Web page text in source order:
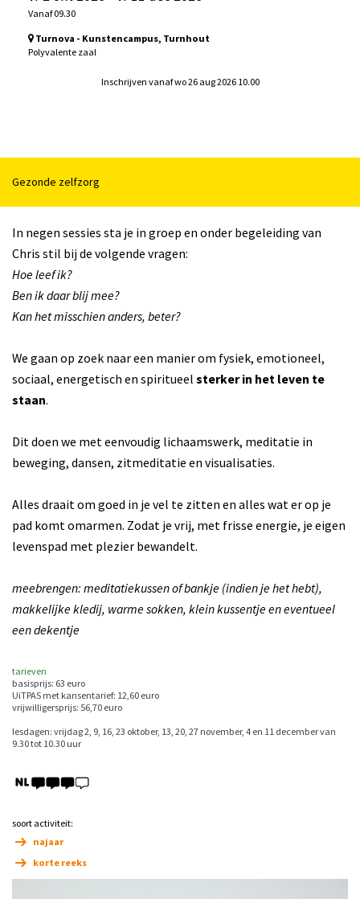
Vanaf 09.30
Turnova - Kunstencampus, Turnhout
Polyvalente zaal
Inschrijven vanaf wo 26 aug 2026 10.00
Gezonde zelfzorg
In negen sessies sta je in groep en onder begeleiding van
Chris stil bij de volgende vragen:
Hoe leef ik?
Ben ik daar blij mee?
Kan het misschien anders, beter?
We gaan op zoek naar een manier om fysiek, emotioneel,
sociaal, energetisch en spiritueel sterker in het leven te
staan.
Dit doen we met eenvoudig lichaamswerk, meditatie in
beweging, dansen, zitmeditatie en visualisaties.
Alles draait om goed in je vel te zitten en alles wat er op je
pad komt omarmen. Zodat je vrij, met frisse energie, je eigen
levenspad met plezier bewandelt.
meebrengen: meditatiekussen of bankje (indien je het hebt),
makkelijke kledij, warme sokken, klein kussentje en eventueel
een dekentje
tarieven
basisprijs: 63 euro
UiTPAS met kansentarief: 12,60 euro
vrijwilligersprijs: 56,70 euro
lesdagen: vrijdag 2, 9, 16, 23 oktober, 13, 20, 27 november, 4 en 11 december van
9.30 tot 10.30 uur
soort activiteit:
najaar
korte reeks